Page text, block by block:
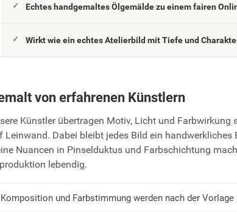
Echtes handgemaltes Ölgemälde zu einem fairen
Wirkt wie ein echtes Atelierbild mit Tiefe und
von erfahrenen Künstlern
Künstler übertragen Motiv, Licht und Farbwirkung
Leinwand. Dabei bleibt jedes Bild ein handwerkliches
Nuancen in Pinselduktus und Farbschichtung
lebendig.
Komposition und Farbstimmung werden nach der Vorlage